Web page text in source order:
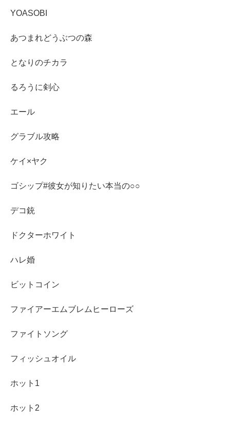
YOASOBI
あつまれどうぶつの森
となりのチカラ
るろうに剣心
エール
グラブル攻略
ケイ×ヤク
ゴシップ#彼女が知りたい本当の○○
デコ銃
ドクターホワイト
ハレ婚
ビットコイン
ファイアーエムブレムヒーローズ
ファイトソング
フィッシュオイル
ホット1
ホット2